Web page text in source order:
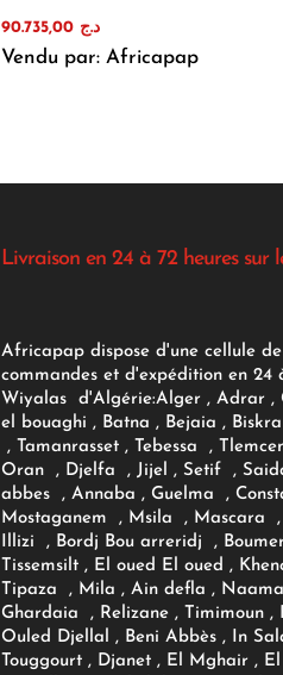
د.ج 90.735,00
Vendu par: Africapap
Livraison en 24 à 72 heures sur
Africapap dispose d'une cellule
commandes et d'expédition en 24
Wiyalas d'Algérie:Alger , Adrar,
el bouaghi , Batna , Bejaia ,
, Tamanrasset , Tebessa ,
Oran , Djelfa , Jijel , Setif ,
abbes , Annaba , Guelma ,
Mostaganem , Msila , Mascara
Illizi , Bordj Bou arreridj ,
Tissemsilt , El oued El oued ,
Tipaza , Mila , Ain defla ,
Ghardaia , Relizane , Timimoun ,
Ouled Djellal , Beni Abbès , In
Touggourt , Djanet , El Mghair ,